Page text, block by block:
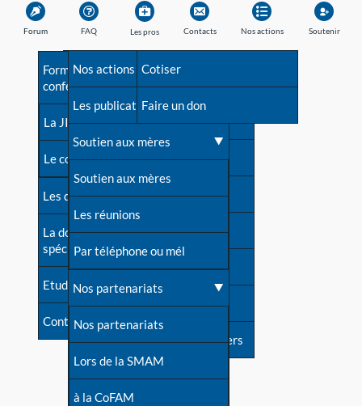
Forum FAQ
Avant la naissance
Les débuts
Une difficulté d'allaitement ?
Cas particuliers
Mythes et vérités
Devenir animatrice ?
Une question sur le site
Les pros
Formations et
conférences
La JIA
Le congrès
Les dossiers de l'allaitement
La documentation
spécialisée
Etudes récentes
Contact
Contacts
Besoin d'aide?
Répertoire de tous les
contacts
Contact presse
Dossier de presse
Soutenir LLL
Livre d'or
Forum
S'inscrire à nos newsletters
Nos actions
Nos actions
Les publications
Soutien aux mères
Soutien aux mères
Les réunions
Par téléphone ou mél
Nos partenariats
Nos partenariats
Lors de la SMAM
à la CoFAM
Soutenir
Cotiser
Faire un don